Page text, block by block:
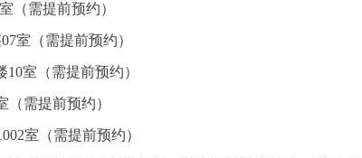
（需提前预约）
室（需提前预约）
室（需提前预约）
需提前预约）
室（需提前预约）